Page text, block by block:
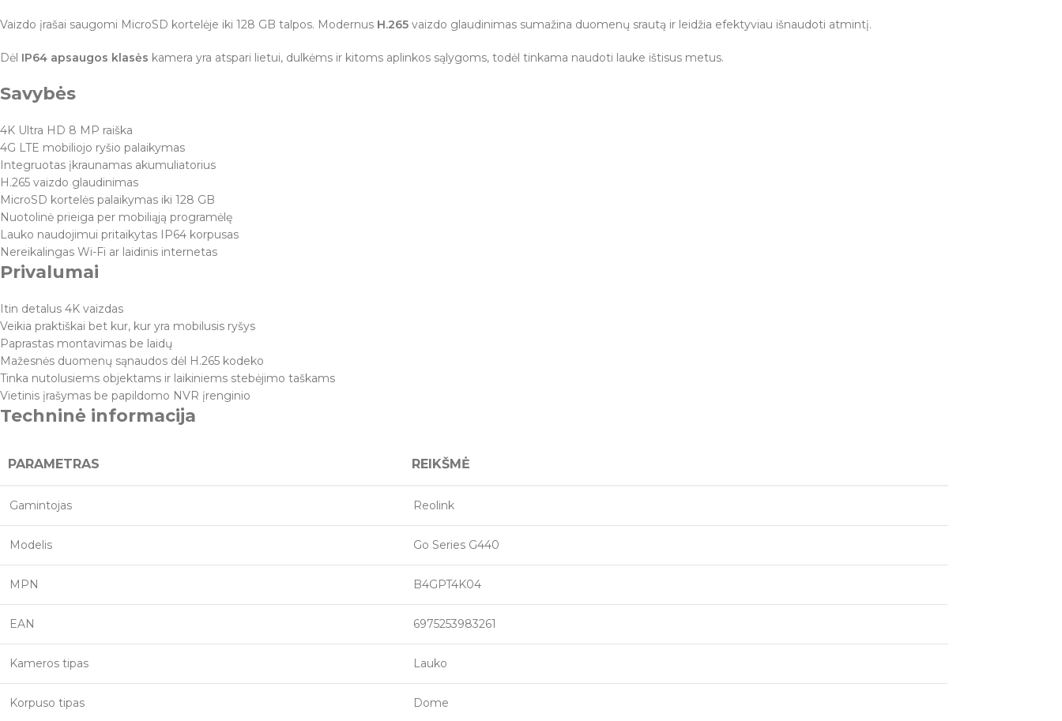
Vaizdo įrašai saugomi MicroSD kortelėje iki 128 GB talpos. Modernus H.265 vaizdo glaudinimas sumažina duomenų srautą ir leidžia efektyviau išnaudoti atmintį.
Dėl IP64 apsaugos klasės kamera yra atspari lietui, dulkėms ir kitoms aplinkos sąlygoms, todėl tinkama naudoti lauke ištisus metus.
Savybės
4K Ultra HD 8 MP raiška
4G LTE mobiliojo ryšio palaikymas
Integruotas įkraunamas akumuliatorius
H.265 vaizdo glaudinimas
MicroSD kortelės palaikymas iki 128 GB
Nuotolinė prieiga per mobiliąją programėlę
Lauko naudojimui pritaikytas IP64 korpusas
Nereikalingas Wi-Fi ar laidinis internetas
Privalumai
Itin detalus 4K vaizdas
Veikia praktiškai bet kur, kur yra mobilusis ryšys
Paprastas montavimas be laidų
Mažesnės duomenų sąnaudos dėl H.265 kodeko
Tinka nutolusiems objektams ir laikiniems stebėjimo taškams
Vietinis įrašymas be papildomo NVR įrenginio
Techninė informacija
PARAMETRAS REIKŠMĖ
Gamintojas Reolink
Modelis Go Series G440
MPN B4GPT4K04
EAN 6975253983261
Kameros tipas Lauko
Korpuso tipas Dome